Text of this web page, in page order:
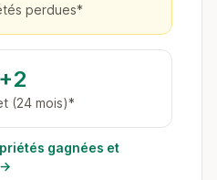
perdues*
+2
(24 mois)*
gagnées et
→